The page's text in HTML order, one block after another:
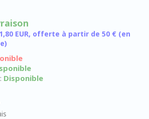
EUR, offerte à partir de 50 € (en
Disponible